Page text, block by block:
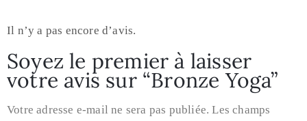
Il n’y a pas encore d’avis.
Soyez le premier à laisser
votre avis sur “Bronze Yoga”
Votre adresse e-mail ne sera pas publiée. Les champs